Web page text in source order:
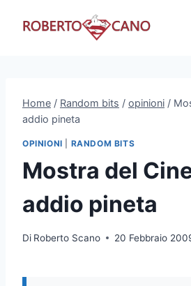
Home / Random bits / opinioni /
addio pineta
OPINIONI RANDOM BITS
Mostra del
addio pineta
Di Roberto Scano 20 Febbraio